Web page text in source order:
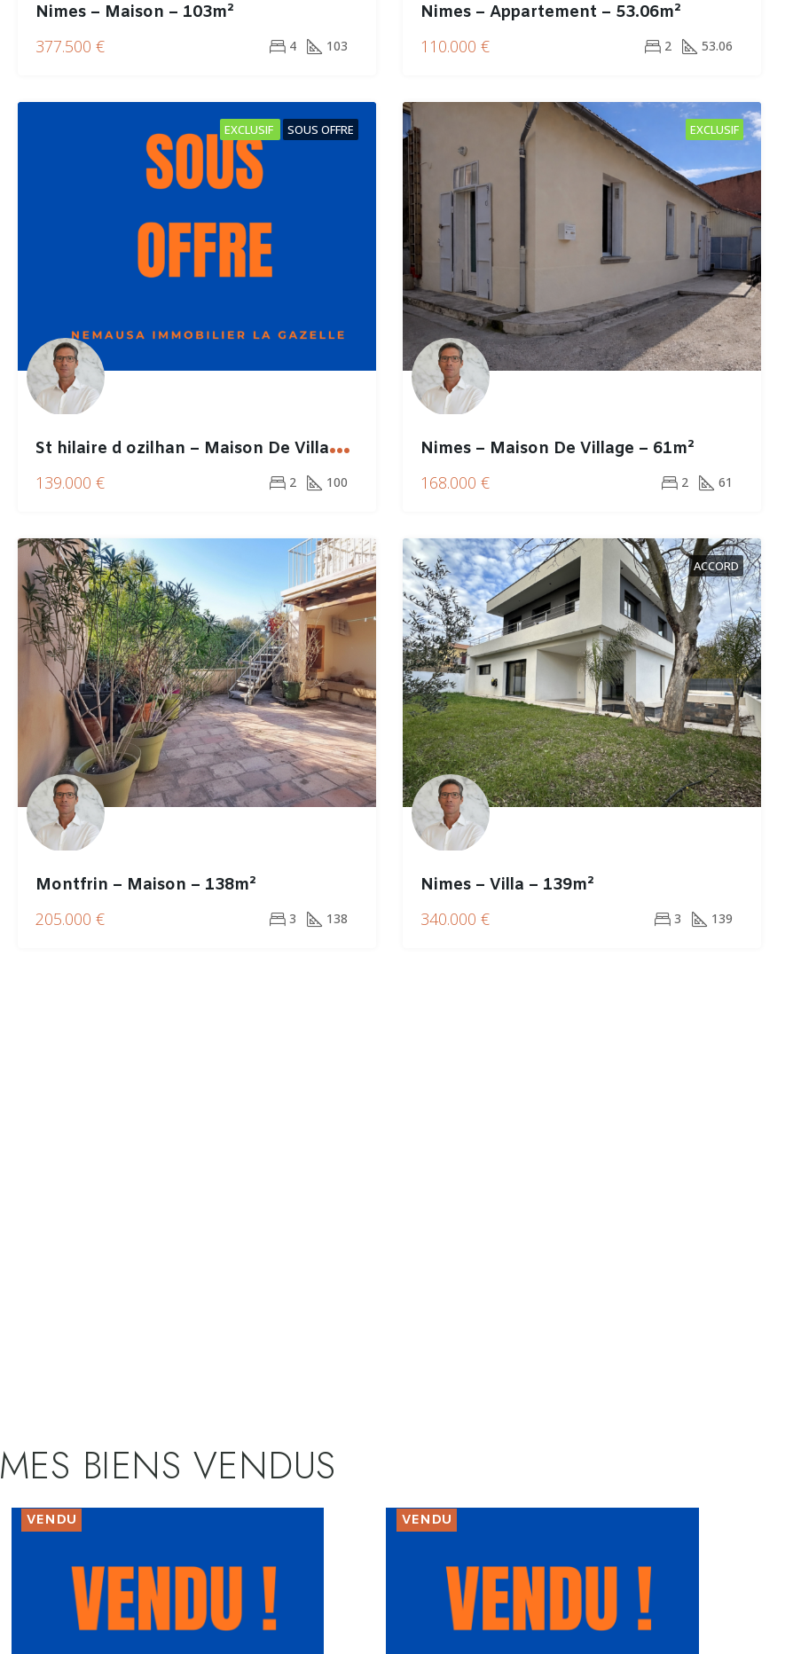
Nimes – Maison – 103m²
377.500 €
4 103
Nimes – Appartement – 53.06m²
110.000 €
2 53.06
EXCLUSIF SOUS OFFRE
S
t hilaire d ozilhan – Maison De Village – 100m²
139.000 € 2 100
EXCLUSIF
Nimes – Maison De Village – 61m²
168.000 €
2 61
Montfrin – Maison – 138m²
205.000 €
3 138
ACCORD
Nimes – Villa – 139m²
340.000 €
3 139
MES BIENS VENDUS
VENDU VENDU